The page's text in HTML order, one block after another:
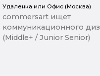
Удаленка или Офис (Москва)
commersart ищет
коммуникационного
(Middle+ / Junior Senior)